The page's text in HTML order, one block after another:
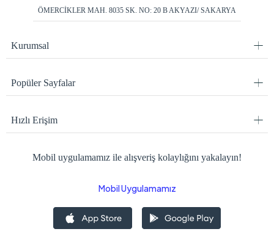
ÖMERCİKLER MAH. 8035 SK. NO: 20 B AKYAZI/ SAKARYA
Kurumsal
Popüler Sayfalar
Hızlı Erişim
Mobil uygulamamız ile alışveriş kolaylığını yakalayın!
Mobil Uygulamamız